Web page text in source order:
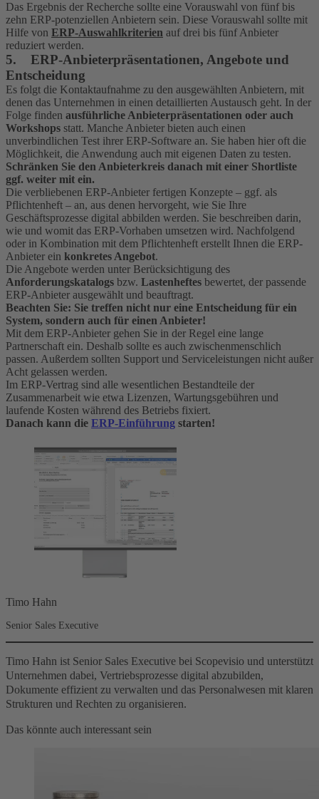
Das Ergebnis der Recherche sollte eine Vorauswahl von fünf bis
zehn ERP-potenziellen Anbietern sein. Diese Vorauswahl sollte mit
Hilfe von ERP-Auswahlkriterien auf drei bis fünf Anbieter
reduziert werden.
5. ERP-Anbieterpräsentationen, Angebote und
Entscheidung
Es folgt die Kontaktaufnahme zu den ausgewählten Anbietern, mit
denen das Unternehmen in einen detaillierten Austausch geht. In der
Folge finden ausführliche Anbieterpräsentationen oder auch
Workshops statt. Manche Anbieter bieten auch einen
unverbindlichen Test ihrer ERP-Software an. Sie haben hier oft die
Möglichkeit, die Anwendung auch mit eigenen Daten zu testen.
Schränken Sie den Anbieterkreis danach mit einer Shortliste
ggf. weiter mit ein.
Die verbliebenen ERP-Anbieter fertigen Konzepte – ggf. als
Pflichtenheft – an, aus denen hervorgeht, wie Sie Ihre
Geschäftsprozesse digital abbilden werden. Sie beschreiben darin,
wie und womit das ERP-Vorhaben umsetzen wird. Nachfolgend
oder in Kombination mit dem Pflichtenheft erstellt Ihnen die ERP-
Anbieter ein konkretes Angebot.
Die Angebote werden unter Berücksichtigung des
Anforderungskatalogs bzw. Lastenheftes bewertet, der passende
ERP-Anbieter ausgewählt und beauftragt.
Beachten Sie: Sie treffen nicht nur eine Entscheidung für ein
System, sondern auch für einen Anbieter!
Mit dem ERP-Anbieter gehen Sie in der Regel eine lange
Partnerschaft ein. Deshalb sollte es auch zwischenmenschlich
passen. Außerdem sollten Support und Serviceleistungen nicht außer
Acht gelassen werden.
Im ERP-Vertrag sind alle wesentlichen Bestandteile der
Zusammenarbeit wie etwa Lizenzen, Wartungsgebühren und
laufende Kosten während des Betriebs fixiert.
Danach kann die ERP-Einführung starten!
Timo Hahn
Senior Sales Executive
Timo Hahn ist Senior Sales Executive bei Scopevisio und unterstützt
Unternehmen dabei, Vertriebsprozesse digital abzubilden,
Dokumente effizient zu verwalten und das Personalwesen mit klaren
Strukturen und Rechten zu organisieren.
Das könnte auch interessant sein